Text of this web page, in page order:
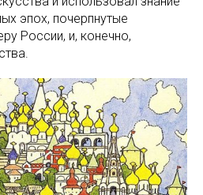
эпох, почерпнутые
России, и, конечно,